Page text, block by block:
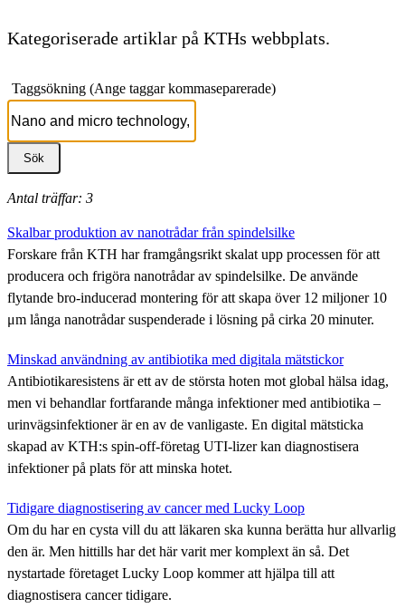
Kategoriserade artiklar på KTHs webbplats.
Taggsökning (Ange taggar kommaseparerade)
Antal träffar: 3
Skalbar produktion av nanotrådar från spindelsilke
Forskare från KTH har framgångsrikt skalat upp processen för att
producera och frigöra nanotrådar av spindelsilke. De använde
flytande bro-inducerad montering för att skapa över 12 miljoner 10
μm långa nanotrådar suspenderade i lösning på cirka 20 minuter.
Minskad användning av antibiotika med digitala mätstickor
Antibiotikaresistens är ett av de största hoten mot global hälsa idag,
men vi behandlar fortfarande många infektioner med antibiotika –
urinvägsinfektioner är en av de vanligaste. En digital mätsticka
skapad av KTH:s spin-off-företag UTI-lizer kan diagnostisera
infektioner på plats för att minska hotet.
Tidigare diagnostisering av cancer med Lucky Loop
Om du har en cysta vill du att läkaren ska kunna berätta hur allvarlig
den är. Men hittills har det här varit mer komplext än så. Det
nystartade företaget Lucky Loop kommer att hjälpa till att
diagnostisera cancer tidigare.